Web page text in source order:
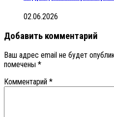
02.06.2026
Добавить комментарий
Ваш адрес email не будет
помечены *
Комментарий *